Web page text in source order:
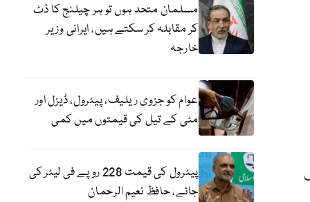
مسلمان متحد ہوں تو ہر چیلنج کا ڈٹ
کر مقابلہ کر سکتے ہیں، ایرانی وزیر
خارجہ
عوام کو جزوی ریلیف، پیٹرول، ڈیزل اور
مٹی کے تیل کی قیمتوں میں کمی
پیٹرول کی قیمت 228 روپے فی لیٹر کی
جائے، حافظ نعیم الرحمان